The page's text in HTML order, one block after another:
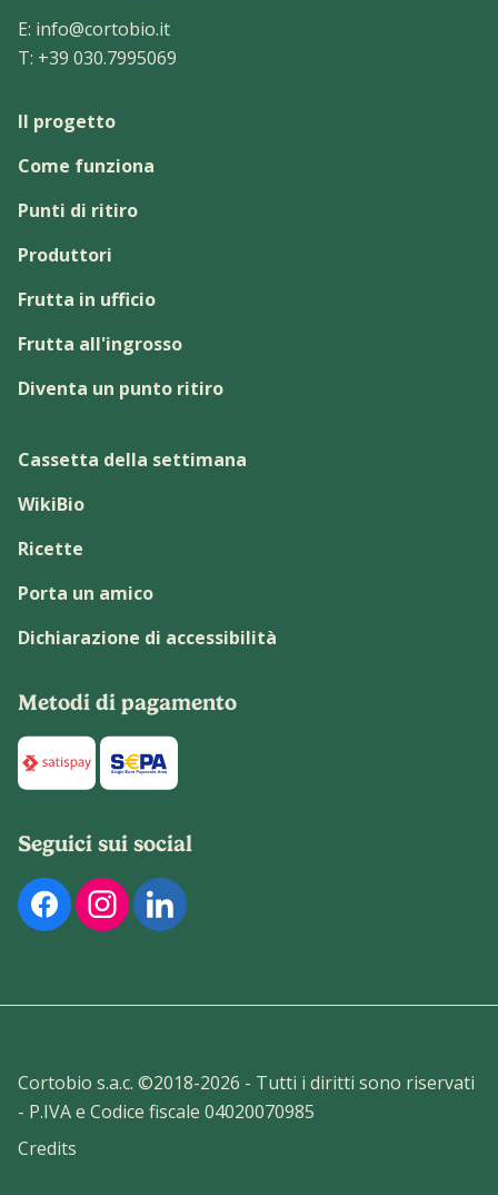
E: info@cortobio.it
T: +39 030.7995069
Il progetto
Come funziona
Punti di ritiro
Produttori
Frutta in ufficio
Frutta all'ingrosso
Diventa un punto ritiro
Cassetta della settimana
WikiBio
Ricette
Porta un amico
Dichiarazione di accessibilità
Metodi di pagamento
Di seguito sono elencati i metodi di pagamento
Seguici sui social
Di seguito sono elencati i nostri profili social ufficiali.
Cortobio s.a.c. ©2018-2026 - Tutti i diritti sono riservati
- P.IVA e Codice fiscale 04020070985
Credits